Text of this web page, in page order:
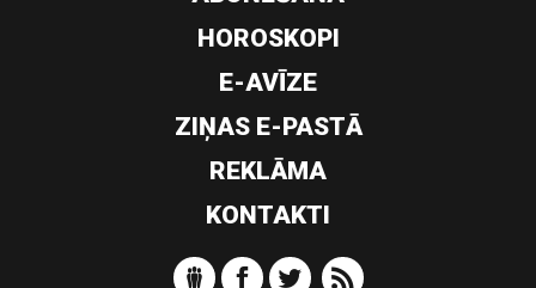
HOROSKOPI
E-AVĪZE
ZIŅAS E-PASTĀ
REKLĀMA
KONTAKTI